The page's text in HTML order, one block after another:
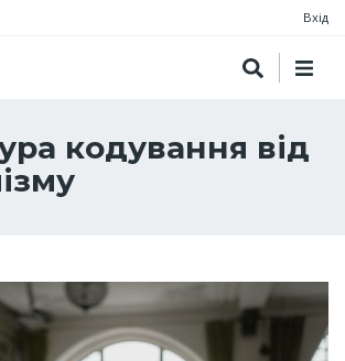
Вхід
кодування від